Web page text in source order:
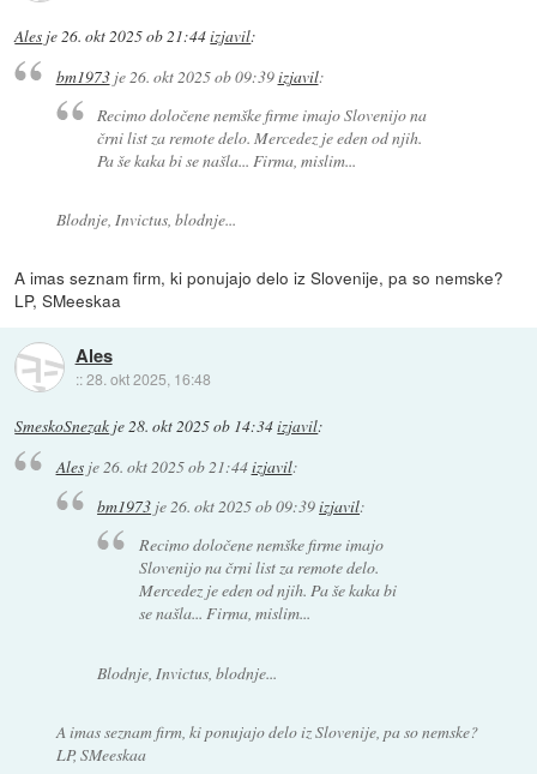
Ales je26. okt 2025 ob 21:44izjavil:
bm1973je 26. okt 2025 ob 09:39izjavil:
Recimo določene nemške firme imajo Slovenijo na
črni list za remote delo. Mercedez je eden od njih.
Pa še kaka bi se našla... Firma, mislim...
Blodnje, Invictus, blodnje...
A imas seznam firm, ki ponujajo delo iz Slovenije, pa so nemske?
LP, SMeeskaa
Ales
::28. okt 2025, 16:48
SmeskoSnezak je28. okt 2025 ob 14:34izjavil:
Alesje26. okt 2025 ob 21:44izjavil:
bm1973 je 26. okt 2025 ob 09:39izjavil:
Recimo določene nemške firme imajo
Slovenijo na črni list za remote delo.
Mercedez je eden od njih. Pa še kaka bi
se našla... Firma, mislim...
Blodnje, Invictus, blodnje...
A imas seznam firm, ki ponujajo delo iz Slovenije, pa so nemske?
LP, SMeeskaa